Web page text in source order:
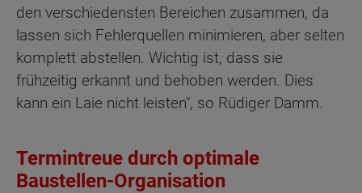
den verschiedensten Bereichen zusammen, da
lassen sich Fehlerquellen minimieren, aber selten
komplett abstellen. Wichtig ist, dass sie
frühzeitig erkannt und behoben werden. Dies
kann ein Laie nicht leisten", so Rüdiger Damm.
Termintreue durch optimale
Baustellen-Organisation